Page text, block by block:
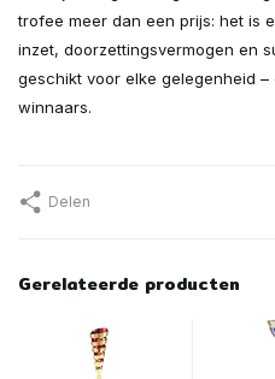
trofee meer dan een prijs: het is
inzet, doorzettingsvermogen en
geschikt voor elke gelegenheid
winnaars.
Delen
Gerelateerde producten